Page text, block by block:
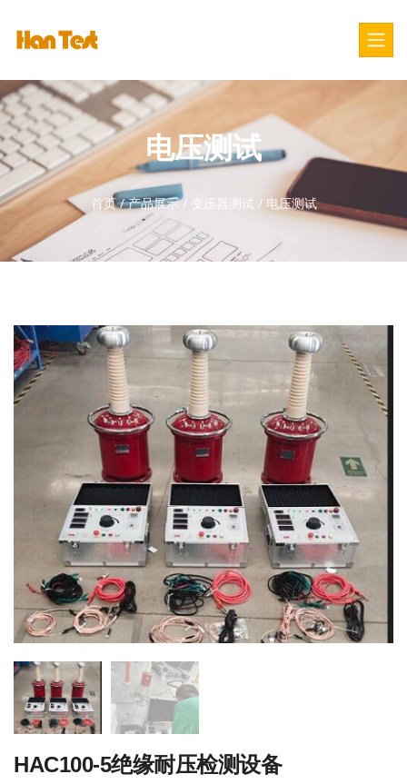
电压测试
首页/产品展示/ 变压器测试 / 电压测试
HAC100-5绝缘耐压检测设备